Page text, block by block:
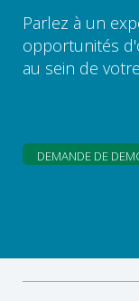
Parlez à un
opportunités
au sein de
DEMANDE DE